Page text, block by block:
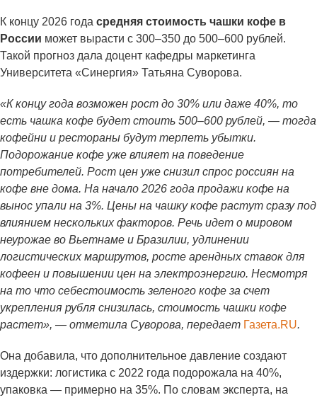
К концу 2026 года средняя стоимость чашки кофе в
России может вырасти с 300–350 до 500–600 рублей.
Такой прогноз дала доцент кафедры маркетинга
Университета «Синергия» Татьяна Суворова.
«К концу года возможен рост до 30% или даже 40%, то
есть чашка кофе будет стоить 500–600 рублей, — тогда
кофейни и рестораны будут терпеть убытки.
Подорожание кофе уже влияет на поведение
потребителей. Рост цен уже снизил спрос россиян на
кофе вне дома. На начало 2026 года продажи кофе на
вынос упали на 3%. Цены на чашку кофе растут сразу под
влиянием нескольких факторов. Речь идет о мировом
неурожае во Вьетнаме и Бразилии, удлинении
логистических маршрутов, росте арендных ставок для
кофеен и повышении цен на электроэнергию. Несмотря
на то что себестоимость зеленого кофе за счет
укрепления рубля снизилась, стоимость чашки кофе
растет», — отметила Суворова, передает Газета.RU.
Она добавила, что дополнительное давление создают
издержки: логистика с 2022 года подорожала на 40%,
упаковка — примерно на 35%. По словам эксперта, на